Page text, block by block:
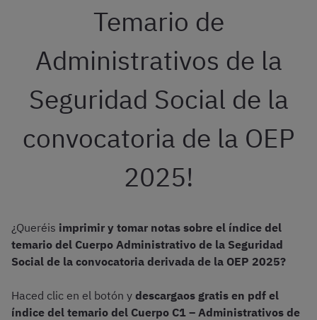
Temario de
Administrativos de la
Seguridad Social de la
convocatoria de la OEP
2025!
¿Queréis imprimir y tomar notas sobre el índice del
temario del Cuerpo Administrativo de la Seguridad
Social de la convocatoria derivada de la OEP 2025?
Haced clic en el botón y descargaos gratis en pdf el
índice del temario del Cuerpo C1 – Administrativos de